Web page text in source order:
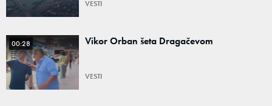
VESTI
00:28 Vikor Orban šeta Dragačevom
VESTI